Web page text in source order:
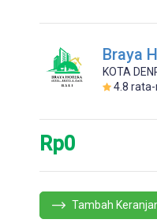
Braya
KOTA
4.8 rata-
Rp0
Tambah